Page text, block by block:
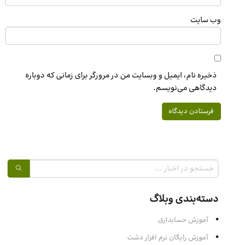
وب‌ سایت
ذخیره نام، ایمیل و وبسایت من در مرورگر برای زمانی که دوباره
دیدگاهی می‌نویسم.
دسته‌بندی وبلاگ
آموزش حسابداری
آموزش رایگان نرم افزار دشت